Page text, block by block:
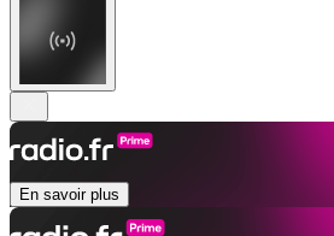
En savoir plus